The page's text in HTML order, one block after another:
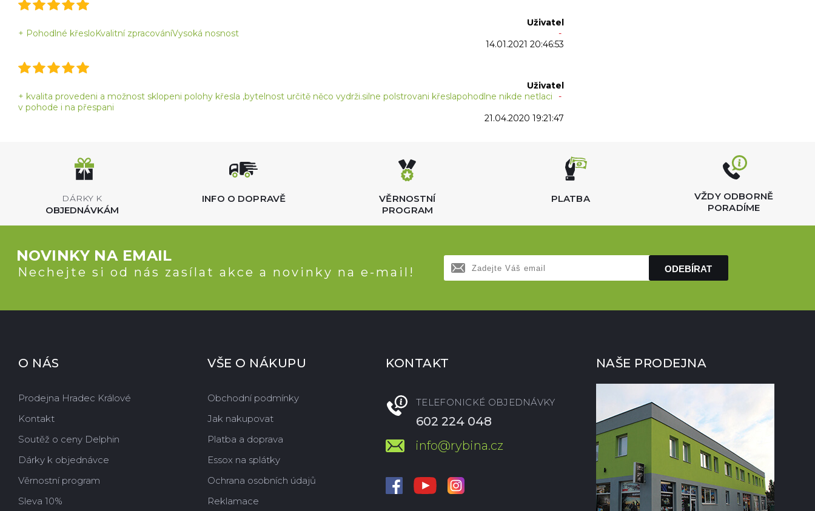
Uživatel
+ Pohodlné křesloKvalitní zpracováníVysoká nosnost
-
14.01.2021 20:46:53
Uživatel
+ kvalita provedeni a možnost sklopeni polohy křesla ,bytelnost určitě něco vydrži.silne polstrovani křeslapohodlne nikde netlaci
v pohode i na přespani
-
21.04.2020 19:21:47
DÁRKY K
OBJEDNÁVKÁM
INFO O DOPRAVĚ
VĚRNOSTNÍ
PROGRAM
PLATBA
VŽDY ODBORNĚ
PORADÍME
NOVINKY NA EMAIL
Nechejte si od nás zasílat akce a novinky na e-mail! ODEBÍRAT
O NÁS
Prodejna Hradec Králové
Kontakt
Soutěž o ceny Delphin
Dárky k objednávce
Věrnostní program
Sleva 10%
VŠE O NÁKUPU
Obchodní podmínky
Jak nakupovat
Platba a doprava
Essox na splátky
Ochrana osobních údajů
Reklamace
KONTAKT
TELEFONICKÉ OBJEDNÁVKY
602 224 048
info@rybina.cz
NAŠE PRODEJNA